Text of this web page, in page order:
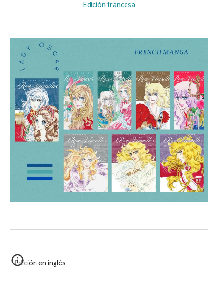
Edición francesa
Edición en inglés